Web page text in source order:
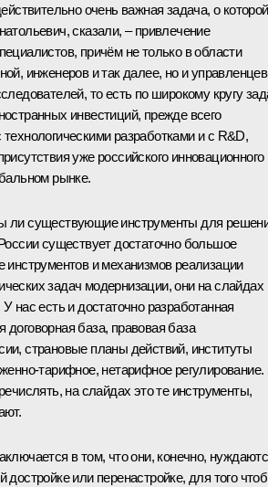
очень важная задача, о которой
сказали, – привлечение
причём не только в области
инженеров и так далее, но и
то есть по широкому кругу
инвестиций, прежде всего
разработками и с R&D,
уже российского инновационного
рынке.
ли существующие инструменты для
существует достаточно большое
инструментов и механизмов реализации
задач модернизации, они на слайдах
нас есть и достаточно разработанная
договорная база, правовая база
страновые планы действий, институты
тарифное, нетарифное
на слайдах это те инструменты,
в том, что они, конечно,
достройке или перенастройке, для того